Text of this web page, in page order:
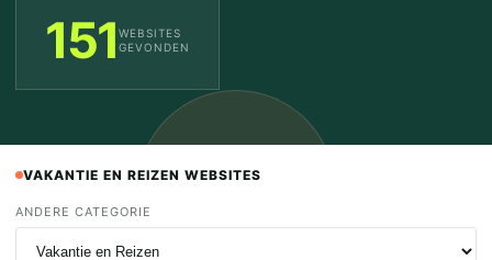
151 WEBSITES
GEVONDEN
VAKANTIE EN REIZEN WEBSITES
ANDERE CATEGORIE